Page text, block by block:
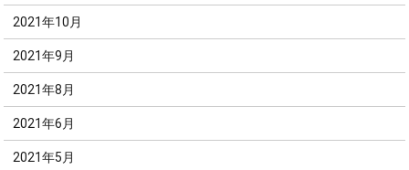
2021年10月
2021年9月
2021年8月
2021年6月
2021年5月